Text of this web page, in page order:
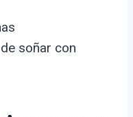
soñar con